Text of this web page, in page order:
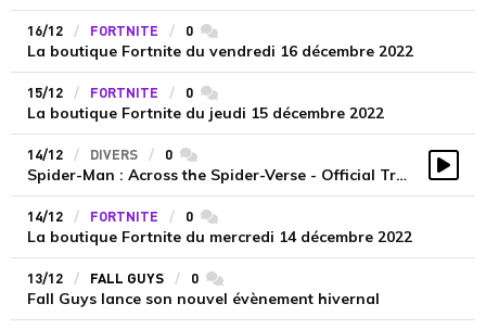
16/12 FORTNITE 0 commentaires
La boutique Fortnite du vendredi 16 décembre 2022
15/12 FORTNITE 0 commentaires
La boutique Fortnite du jeudi 15 décembre 2022
14/12 DIVERS 0 commentaires
Spider-Man : Across the Spider-Verse - Official Trailer
14/12 FORTNITE 0 commentaires
La boutique Fortnite du mercredi 14 décembre 2022
13/12 FALL GUYS 0 commentaires
Fall Guys lance son nouvel évènement hivernal